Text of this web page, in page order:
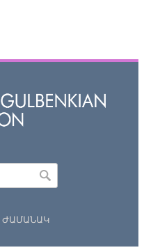
ԺԱՄԱՆԱԿ